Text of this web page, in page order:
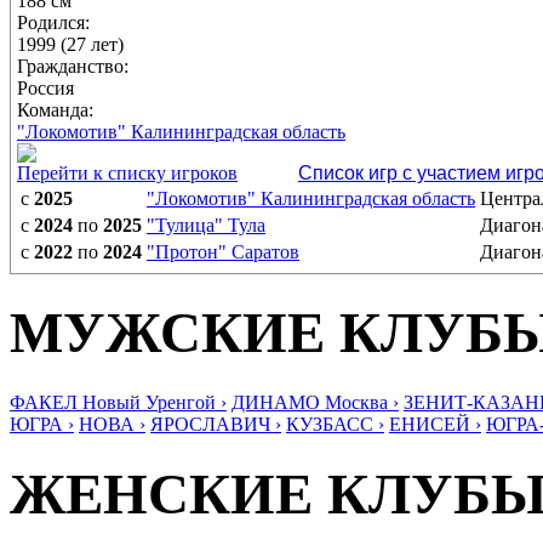
Родился:
1999 (27 лет)
Гражданство:
Россия
Команда:
"Локомотив" Калининградская область
Перейти к списку игроков
Список игр с участием
с 2025 "Локомотив" Калининградская область
с 2024 по 2025 "Тулица" Тула
с 2022 по 2024 "Протон" Саратов
МУЖСКИЕ
ФАКЕЛ Новый Уренгой › ДИНАМО Москва › ЗЕНИТ-
ЮГРА › НОВА › ЯРОСЛАВИЧ › КУЗБАСС › ЕНИСЕЙ ›
ЖЕНСКИЕ